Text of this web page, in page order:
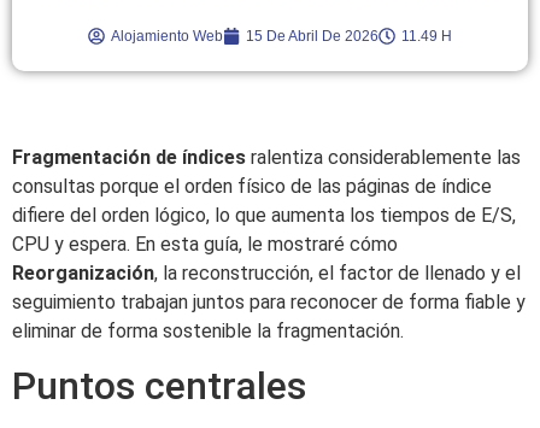
Alojamiento Web 15 De Abril De 2026 11.49 H
Fragmentación de índices ralentiza considerablemente las
consultas porque el orden físico de las páginas de índice
difiere del orden lógico, lo que aumenta los tiempos de E/S,
CPU y espera. En esta guía, le mostraré cómo
Reorganización, la reconstrucción, el factor de llenado y el
seguimiento trabajan juntos para reconocer de forma fiable y
eliminar de forma sostenible la fragmentación.
Puntos centrales